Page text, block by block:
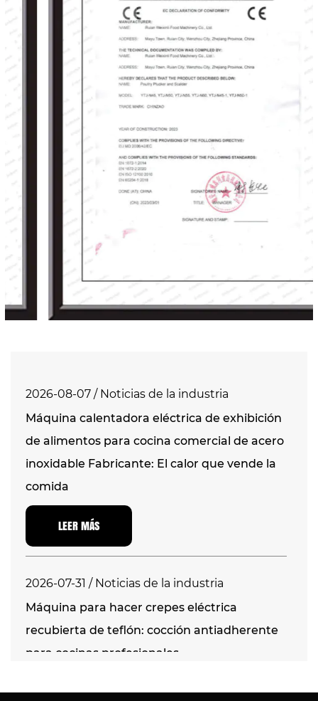
Weixinli seguirá trabajando duro, superando
obstáculos en las intensas olas de
competencia y ofreciendo cuidadosamente a
los clientes productos de primera calidad con
Esperamos con entusiasmo unirnos a usted
para crear brillantez juntos.
2026-08-07 / Noticias de la industria
Máquina calentadora eléctrica de exhibición
de alimentos para cocina comercial de acero
inoxidable Fabricante: El calor que vende la
comida
LEER MÁS
2026-07-31 / Noticias de la industria
Máquina para hacer crepes eléctrica
recubierta de teflón: cocción antiadherente
para cocinas profesionales
LEER MÁS